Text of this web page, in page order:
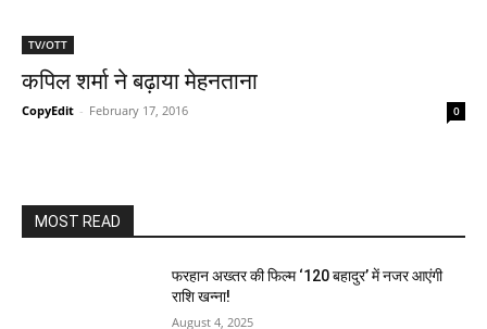
TV/OTT
कपिल शर्मा ने बढ़ाया मेहनताना
CopyEdit - February 17, 2016 0
MOST READ
फरहान अख्तर की फिल्म ‘120 बहादुर’ में नजर आएंगी
राशि खन्ना!
August 4, 2025